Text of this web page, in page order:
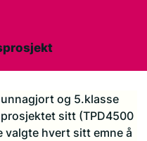
og 5.klasse
sitt (TPD4500
valgte hvert sitt emne å